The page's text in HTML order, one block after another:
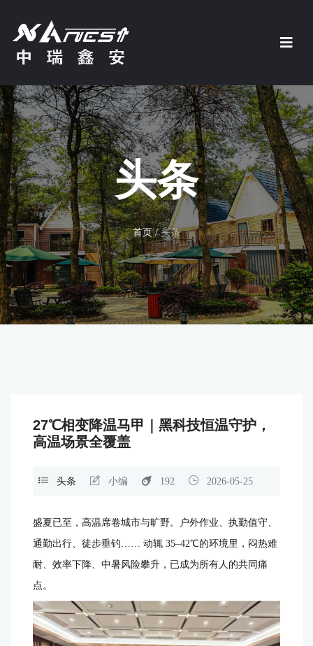
头条
首页/头条
27℃相变降温马甲｜黑科技恒温守护，
高温场景全覆盖
头条 小编 192 2026-05-25
盛夏已至，高温席卷城市与旷野。户外作业、执勤值守、
通勤出行、徒步垂钓…… 动辄 35–42℃的环境里，闷热难
耐、效率下降、中暑风险攀升，已成为所有人的共同痛
点。